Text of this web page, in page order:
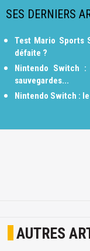
SES DERNIERS
Test Mario Sports
défaite ?
Nintendo Switch
sauvegardes...
Nintendo Switch :
AUTRES